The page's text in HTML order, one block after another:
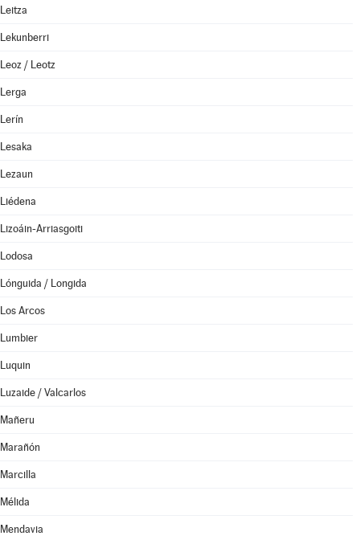
Leitza
Lekunberri
Leoz / Leotz
Lerga
Lerín
Lesaka
Lezaun
Liédena
Lizoáin-Arriasgoiti
Lodosa
Lónguida / Longida
Los Arcos
Lumbier
Luquin
Luzaide / Valcarlos
Mañeru
Marañón
Marcilla
Mélida
Mendavia